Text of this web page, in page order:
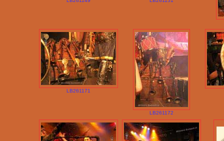
LB261171
LB261172